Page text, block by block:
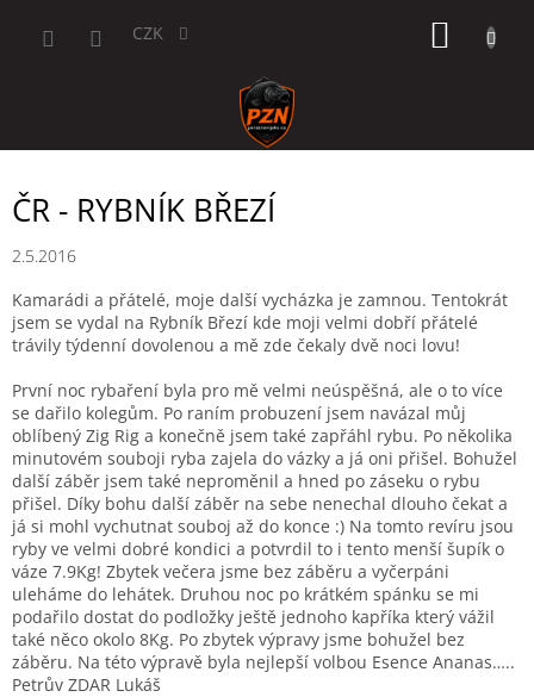
CZK
ČR - RYBNÍK BŘEZÍ
2.5.2016
Kamarádi a přátelé, moje další vycházka je zamnou. Tentokrát
jsem se vydal na Rybník Březí kde moji velmi dobří přátelé
trávily týdenní dovolenou a mě zde čekaly dvě noci lovu!
První noc rybaření byla pro mě velmi neúspěšná, ale o to více
se dařilo kolegům. Po raním probuzení jsem navázal můj
oblíbený Zig Rig a konečně jsem také zapřáhl rybu. Po několika
minutovém souboji ryba zajela do vázky a já oni přišel. Bohužel
další záběr jsem také neproměnil a hned po záseku o rybu
přišel. Díky bohu další záběr na sebe nenechal dlouho čekat a
já si mohl vychutnat souboj až do konce :) Na tomto revíru jsou
ryby ve velmi dobré kondici a potvrdil to i tento menší šupík o
váze 7.9Kg! Zbytek večera jsme bez záběru a vyčerpáni
uleháme do lehátek. Druhou noc po krátkém spánku se mi
podařilo dostat do podložky ještě jednoho kapříka který vážil
také něco okolo 8Kg. Po zbytek výpravy jsme bohužel bez
záběru. Na této výpravě byla nejlepší volbou Esence Ananas…..
Petrův ZDAR Lukáš